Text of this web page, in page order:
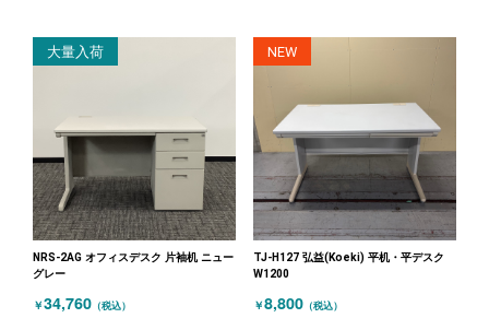
大量入荷
NRS-2AG オフィスデスク 片袖机 ニュー
グレー
￥34,760 （税込）
NEW
TJ-H127 弘益(Koeki) 平机・平デスク
W1200
￥8,800 （税込）